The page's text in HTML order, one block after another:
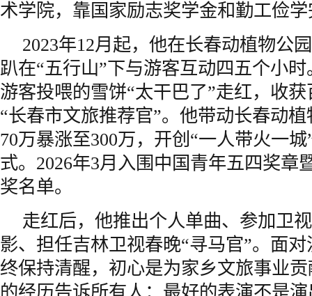
术学院，靠国家励志奖学金和勤工俭
2023年12月起，他在长春动植物公
趴在“五行山”下与游客互动四五个小
游客投喂的雪饼“太干巴了”走红，收
“长春市文旅推荐官”。他带动长春动
70万暴涨至300万，开创“一人带火一
式。2026年3月入围中国青年五四奖章
奖名单。
走红后，他推出个人单曲、参加卫
影、担任吉林卫视春晚“寻马官”。面
终保持清醒，初心是为家乡文旅事业